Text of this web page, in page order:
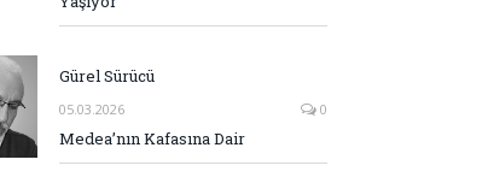
Gürel Sürücü
05.03.2026 0
Medea’nın Kafasına Dair